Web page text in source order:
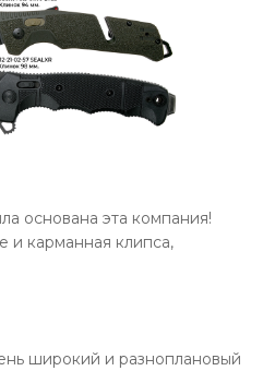
основана эта компания!
и карманная клипса,
широкий и разноплановый